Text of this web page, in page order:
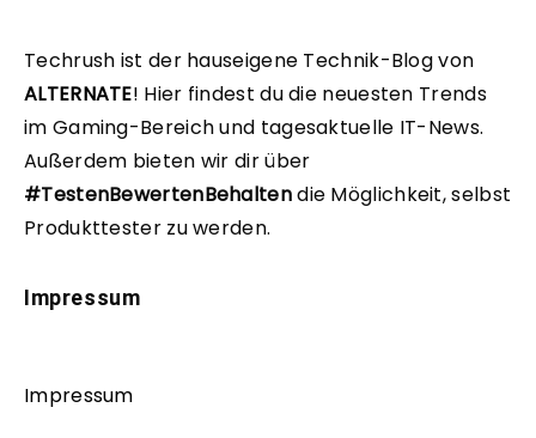
Techrush ist der hauseigene Technik-Blog von
ALTERNATE! Hier findest du die neuesten Trends
im Gaming-Bereich und tagesaktuelle IT-News.
Außerdem bieten wir dir über
#TestenBewertenBehaltendie Möglichkeit, selbst
Produkttester zu werden.
Impressum
Impressum